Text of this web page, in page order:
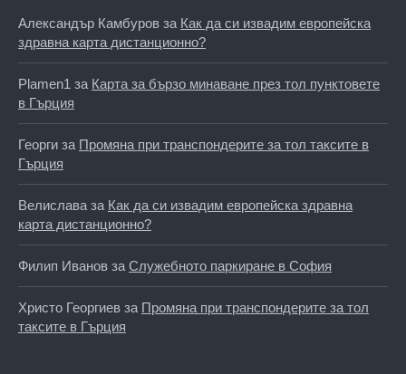
Александър Камбуров за Как да си извадим европейска
здравна карта дистанционно?
Plamen1 за Карта за бързо минаване през тол пунктовете
в Гърция
Георги за Промяна при транспондерите за тол таксите в
Гърция
Велислава за Как да си извадим европейска здравна
карта дистанционно?
Филип Иванов за Служебното паркиране в София
Христо Георгиев за Промяна при транспондерите за тол
таксите в Гърция